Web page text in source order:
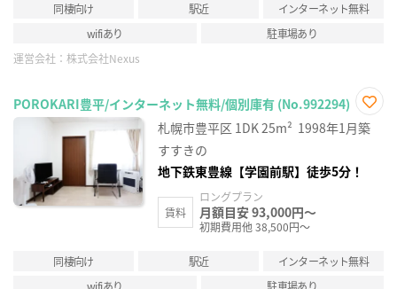
同棲向け 駅近
インターネット無料
wifiあり
駐車場あり
運営会社： 株式会社Nexus
POROKARI豊平/インターネット無料/個別庫有 (No.992294)
お気
に入
札幌市豊平区 1DK25m² 1998年1月築
すすきの
地下鉄東豊線【学園前駅】徒歩5分！
賃料
ロングプラン
月額目安 93,000円～
初期費用他 38,500円～
同棲向け 駅近
インターネット無料